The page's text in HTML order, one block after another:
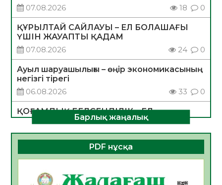
07.08.2026
18 0
ҚҰРЫЛТАЙ САЙЛАУЫ – ЕЛ БОЛАШАҒЫ
ҮШІН ЖАУАПТЫ ҚАДАМ
07.08.2026
24 0
Ауыл шаруашылығы – өңір экономикасының
негізгі тірегі
06.08.2026
33 0
ҚОҒАМДЫҚ БЕЛСЕНДІЛІК – ЕЛ
ДАМУЫНЫҢ НЕГІЗІ
06.08.2026
31 0
ҚҰРЫЛТАЙ САЙЛАУЫ – БОЛАШАҚҚА
БАСТАР ЖАУАПТЫ ТАҢДАУ
06.08.2026
Барлық жаңалық
PDF нұсқа